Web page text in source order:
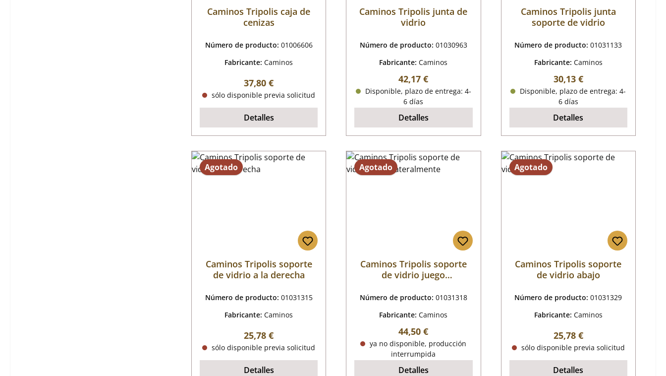
Caminos Tripolis caja de
cenizas
Número de producto: 01006606
Fabricante:Caminos
Precio normal:
37,80 €
sólo disponible previa solicitud
Detalles
Caminos Tripolis junta de
vidrio
Número de producto: 01030963
Fabricante:Caminos
Precio normal:
42,17 €
Disponible, plazo de entrega: 4-
6 días
Detalles
Caminos Tripolis junta
soporte de vidrio
Número de producto:01031133
Fabricante: Caminos
Precio normal:
30,13 €
Disponible, plazo de entrega: 4-
6 días
Detalles
Agotado
Caminos Tripolis soporte
de vidrio a la derecha
Número de producto: 01031315
Fabricante:Caminos
Precio normal:
25,78 €
sólo disponible previa solicitud
Detalles
Agotado
Caminos Tripolis soporte
de vidrio juego
Número de producto: 01031318
Fabricante:Caminos
Precio normal:
44,50 €
ya no disponible, producción
interrumpida
Detalles
Agotado
Caminos Tripolis soporte
de vidrio abajo
Número de producto:01031329
Fabricante: Caminos
Precio normal:
25,78 €
sólo disponible previa solicitud
Detalles